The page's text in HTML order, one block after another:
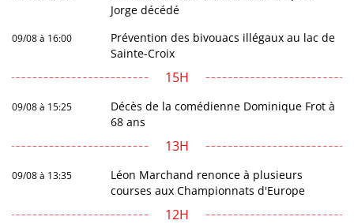
Jorge décédé
09/08 à 16:00
Prévention des bivouacs illégaux au lac de
Sainte-Croix
15H
09/08 à 15:25
Décès de la comédienne Dominique Frot à
68 ans
13H
09/08 à 13:35
Léon Marchand renonce à plusieurs
courses aux Championnats d'Europe
12H